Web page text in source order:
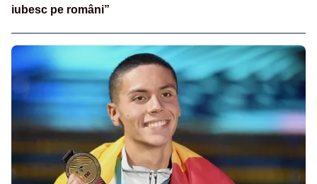
iubesc pe români”